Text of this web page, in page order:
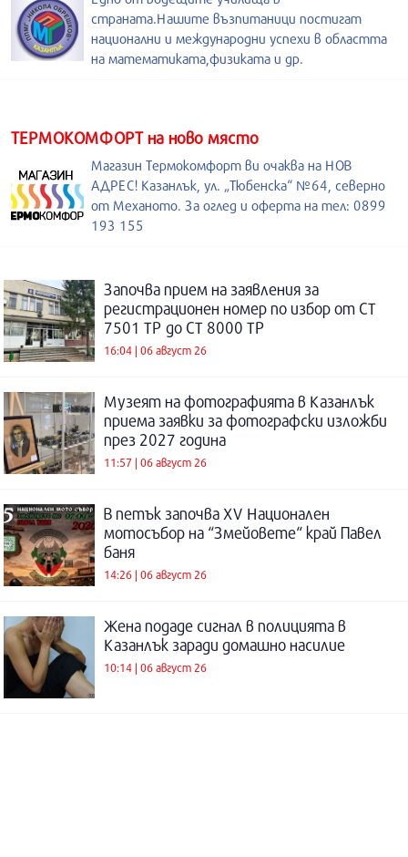
страната.Нашите възпитаници постигат
национални и международни успехи в областта
на математиката,физиката и др.
ТЕРМОКОМФОРТ на ново място
Магазин Термокомфорт ви очаква на НОВ
АДРЕС! Казанлък, ул. „Тюбенска“ №64, северно
от Механото. За оглед и оферта на тел: 0899
193 155
Започва прием на заявления за
регистрационен номер по избор от СТ
7501 ТР до СТ 8000 ТР
16:04 | 06 август 26
Музеят на фотографията в Казанлък
приема заявки за фотографски изложби
през 2027 година
11:57 | 06 август 26
В петък започва XV Национален
мотосъбор на “Змейовете“ край Павел
баня
14:26 | 06 август 26
Жена подаде сигнал в полицията в
Казанлък заради домашно насилие
10:14 | 06 август 26